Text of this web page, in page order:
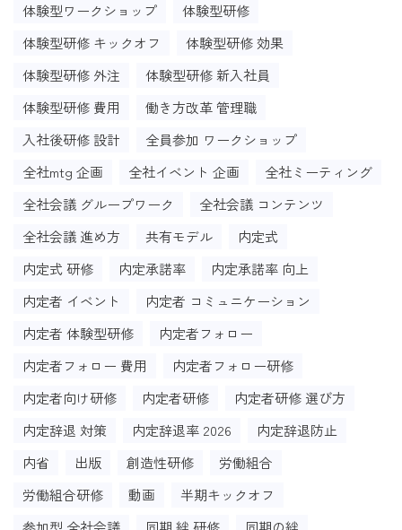
体験型ワークショップ
体験型研修
体験型研修 キックオフ
体験型研修 効果
体験型研修 外注
体験型研修 新入社員
体験型研修 費用
働き方改革 管理職
入社後研修 設計
全員参加 ワークショップ
全社mtg 企画
全社イベント 企画
全社ミーティング
全社会議 グループワーク
全社会議 コンテンツ
全社会議 進め方
共有モデル
内定式
内定式 研修
内定承諾率
内定承諾率 向上
内定者 イベント
内定者 コミュニケーション
内定者 体験型研修
内定者フォロー
内定者フォロー 費用
内定者フォロー研修
内定者向け研修
内定者研修
内定者研修 選び方
内定辞退 対策
内定辞退率 2026
内定辞退防止
内省
出版 創造性研修
労働組合
労働組合研修
動画
半期キックオフ